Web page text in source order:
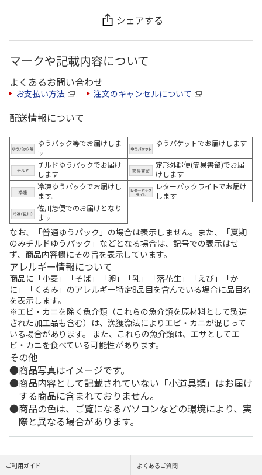
シェアする
マークや記載内容について
よくあるお問い合わせ
お支払い方法 注文のキャンセルについて
配送情報について
ゆうパック等でお届けしま
す
ゆうパケットでお届けします
チルドゆうパックでお届け
します
定形外郵便(簡易書留)でお届
けします
冷凍ゆうパックでお届けし
ます。
レターパックライトでお届け
します
佐川急便でのお届けとなり
ます
なお、「普通ゆうパック」の場合は表示しません。また、「夏期
のみチルドゆうパック」などとなる場合は、記号での表示はせ
ず、商品内容欄にその旨を表示しています。
アレルギー情報について
商品に「小麦」「そば」「卵」「乳」「落花生」「えび」「か
に」「くるみ」のアレルギー特定8品目を含んでいる場合に品目名
を表示します。
※エビ・カニを除く魚介類（これらの魚介類を原材料として製造
された加工品も含む）は、漁獲漁法によりエビ・カニが混じって
いる場合があります。 また、これらの魚介類は、エサとしてエ
ビ・カニを食べている可能性があります。
その他
商品写真はイメージです。
商品内容として記載されていない「小道具類」はお届け
する商品に含まれておりません。
商品の色は、ご覧になるパソコンなどの環境により、実
際と異なる場合があります。
ご利用ガイド よくあるご質問